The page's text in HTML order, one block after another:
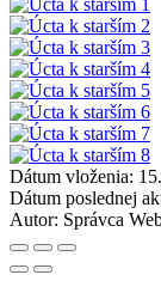
Dátum vloženia:
Dátum poslednej
Autor: Správca